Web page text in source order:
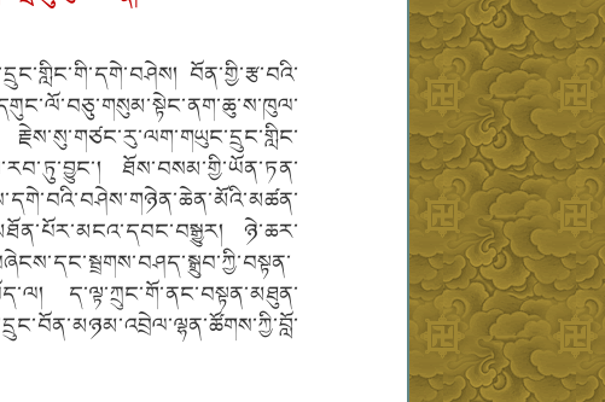
བོན་གྱི་རྩ་བའི་
རྗེས་སུ་གཙང་རུ་ལག་གཡུང་དྲུང་གླིང་
ཐོས་བསམ་གྱི་ཡོན་ཏན་
ཉེ་ཆར་
ད་ལྟ་ཀྲུང་གོ་ནང་བསྟན་མཐུན་